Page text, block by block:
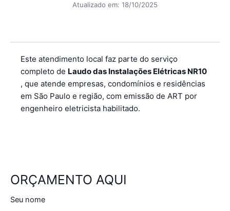
Atualizado em: 18/10/2025
Este atendimento local faz parte do serviço
completo de Laudo das Instalações Elétricas NR10
, que atende empresas, condomínios e residências
em São Paulo e região, com emissão de ART por
engenheiro eletricista habilitado.
ORÇAMENTO AQUI
Seu nome